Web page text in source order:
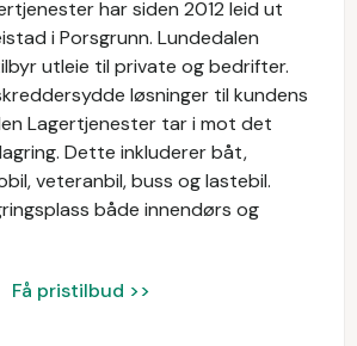
har siden 2012 leid ut
i Porsgrunn. Lundedalen
utleie til private og bedrifter.
løsninger til kundens
Lagertjenester tar i mot det
Dette inkluderer båt,
veteranbil, buss og lastebil.
både innendørs og
Få pristilbud >>